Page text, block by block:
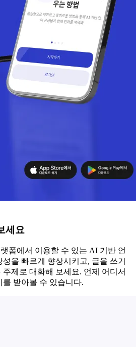
세요
폼에서 이용할 수 있는 AI 기반 언
을 빠르게 향상시키고, 글을 쓰거
제로 대화해 보세요. 언제 어디서
받아볼 수 있습니다.